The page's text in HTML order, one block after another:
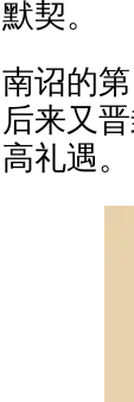
默契。
南诏的
后来又
高礼遇。